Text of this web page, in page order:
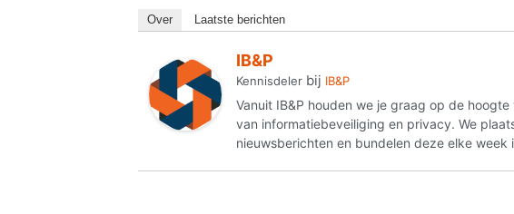
Over Laatste berichten
IB&P
Kennisdeler bij IB&P
Vanuit IB&P houden we je graag op de
van informatiebeveiliging en privacy. We
nieuwsberichten en bundelen deze elke week